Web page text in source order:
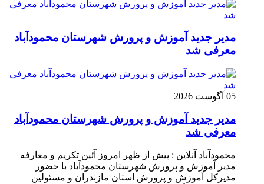
مدیر جدید آموزش و پرورش شهرستان محمودآباد
معرفی شد
05 آگوست 2026
مدیر جدید آموزش و پرورش شهرستان محمودآباد
معرفی شد
محمودآباد آنلاین : پیش از ظهر امروز آئین تکریم و معارفه
مدیر آموزش و پرورش شهرستان محمودآباد با حضور
مدیرکل آموزش و پرورش استان مازندران و مسئولین